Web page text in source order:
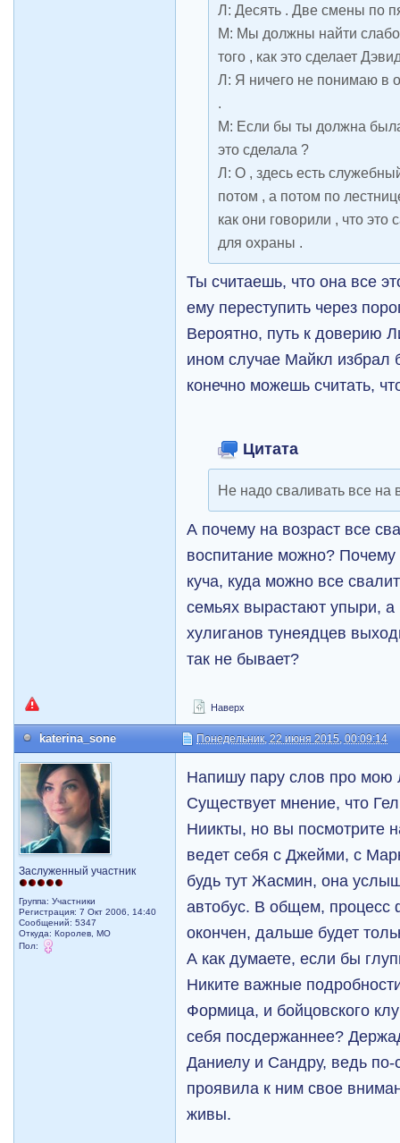
Л: Десять . Две смены по
М: Мы должны найти
того , как это сделает
Л: Я ничего не понимаю в
.
М: Если бы ты должна
это сделала ?
Л: О , здесь есть
потом , а потом по
как они говорили , что
для охраны .
Ты считаешь, что она все
ему переступить через
Вероятно, путь к доверию
ином случае Майкл избрал
конечно можешь считать,
Цитата
Не надо сваливать все на
А почему на возраст все
воспитание можно?
куча, куда можно все
семьях вырастают упыри, а
хулиганов тунеядцев
так не бывает?
Наверх
katerina_sone Понедельник, 22 июня 2015, 00:09:14
Заслуженный участник
Группа: Участники
Регистрация: 7 Окт 2006, 14:40
Сообщений: 5347
Откуда: Королев, МО
Пол:
Напишу пару слов про мою
Существует мнение, что
Ниикты, но вы посмотрите
ведет себя с Джейми, с
будь тут Жасмин, она
автобус. В общем, процесс
окончен, дальше будет
А как думаете, если бы
Никите важные
Формица, и бойцовского
себя посдержаннее?
Даниелу и Сандру, ведь
проявила к ним свое
живы.